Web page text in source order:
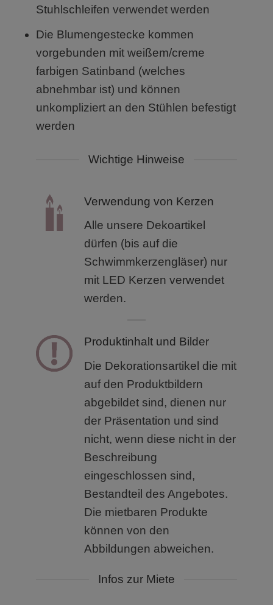
Stuhlschleifen verwendet werden
Die Blumengestecke kommen
vorgebunden mit weißem/creme
farbigen Satinband (welches
abnehmbar ist) und können
unkompliziert an den Stühlen befestigt
werden
Wichtige Hinweise
Verwendung von Kerzen
Alle unsere Dekoartikel
dürfen (bis auf die
Schwimmkerzengläser) nur
mit LED Kerzen verwendet
werden.
Produktinhalt und Bilder
Die Dekorationsartikel die mit
auf den Produktbildern
abgebildet sind, dienen nur
der Präsentation und sind
nicht, wenn diese nicht in der
Beschreibung
eingeschlossen sind,
Bestandteil des Angebotes.
Die mietbaren Produkte
können von den
Abbildungen abweichen.
Infos zur Miete